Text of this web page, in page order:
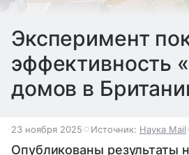
Эксперимент
эффективность
домов в
23 ноября 2025 Источник: Наука Mail
Опубликованы результаты